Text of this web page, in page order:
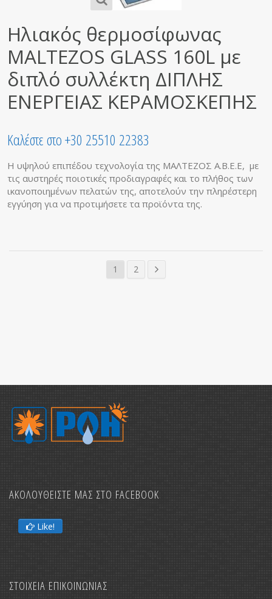
Ηλιακός θερμοσίφωνας
MALTEZOS GLASS 160L με
διπλό συλλέκτη ΔΙΠΛΗΣ
ΕΝΕΡΓΕΙΑΣ ΚΕΡΑΜΟΣΚΕΠΗΣ
Καλέστε στο +30 25510 22383
Η υψηλού επιπέδου τεχνολογία της ΜΑΛΤΕΖΟΣ Α.Β.Ε.Ε, με
τις αυστηρές ποιοτικές προδιαγραφές και το πλήθος των
ικανοποιημένων πελατών της, αποτελούν την πληρέστερη
εγγύηση για να προτιμήσετε τα προϊόντα της.
1 2
ΑΚΟΛΟΥΘΕΙΣΤΕ ΜΑΣ ΣΤΟ FACEBOOK
Like!
ΣΤΟΙΧΕΙΑ ΕΠΙΚΟΙΝΩΝΙΑΣ